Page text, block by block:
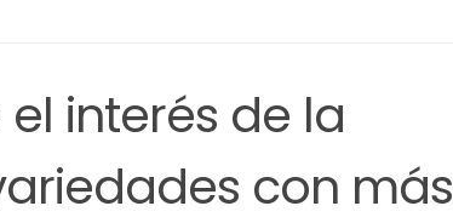
interés de la
con más